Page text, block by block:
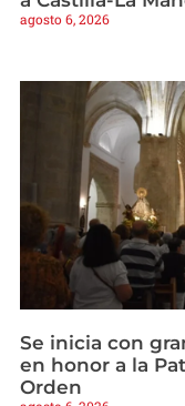
agosto 6, 2026
Se inicia con
en honor a la
Orden